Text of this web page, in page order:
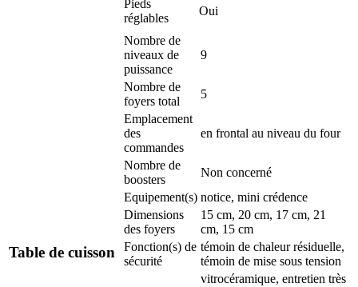
Pieds
réglables
Oui
Table de cuisson
Nombre de
niveaux de
puissance
9
Nombre de
foyers total
5
Emplacement
des
commandes
en frontal au niveau du four
Nombre de
boosters
Non concerné
Equipement(s) notice, mini crédence
Dimensions
des foyers
15 cm, 20 cm, 17 cm, 21
cm, 15 cm
Fonction(s) de
sécurité
témoin de chaleur résiduelle,
témoin de mise sous tension
vitrocéramique, entretien très